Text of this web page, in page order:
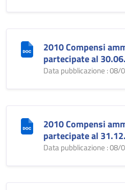
2010 Compensi
partecipate al
Data pubblicazione : 08/
2010 Compensi
partecipate al
Data pubblicazione : 08/